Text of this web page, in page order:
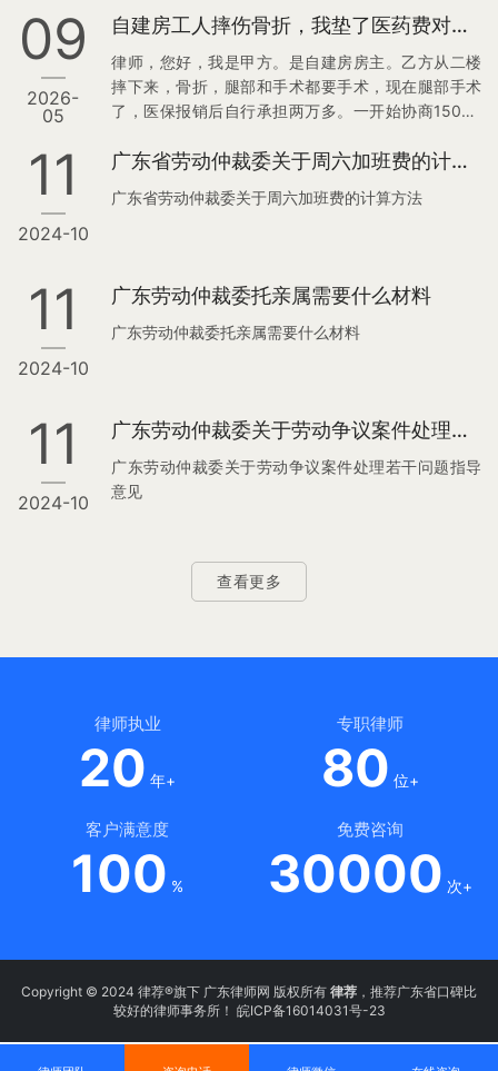
09
2026-
05
自建房工人摔伤骨折，我垫了医药费对方还不肯签协议，这钱该不该继续给？
律师，您好，我是甲方。是自建房房主。乙方从二楼
摔下来，骨折，腿部和手术都要手术，现在腿部手术
了，医保报销后自行承担两万多。一开始协商15000
15000不答应签协议，说等出院再说。 这是大概的事
自建房施工现场二层作业过程中不慎受伤。事发当日
阴雨、大风等恶劣天气应暂停施工，待天气好转并具
备安全施工条件后再进行作业。…
11
2024-10
广东省劳动仲裁委关于周六加班费的计算方法
广东省劳动仲裁委关于周六加班费的计算方法
11
2024-10
广东劳动仲裁委托亲属需要什么材料
广东劳动仲裁委托亲属需要什么材料
11
2024-10
广东劳动仲裁委关于劳动争议案件处理若干问题指导意见
广东劳动仲裁委关于劳动争议案件处理若干问题指导
意见
查看更多
律师执业
20 年+
专职律师
80 位+
客户满意度
100 %
免费咨询
30000 次+
Copyright © 2024 律荐®旗下 广东律师网 版权所有 律荐 ，推荐广东省口碑比
较好的律师事务所！ 皖ICP备16014031号-23